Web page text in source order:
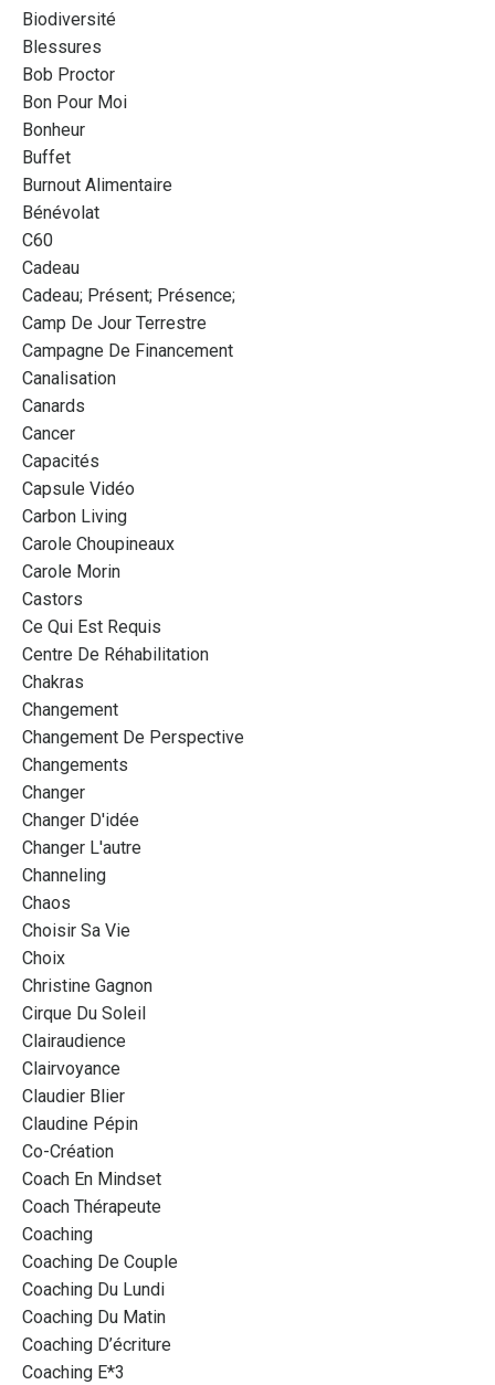
Biodiversité
Blessures
Bob Proctor
Bon Pour Moi
Bonheur
Buffet
Burnout Alimentaire
Bénévolat
C60
Cadeau
Cadeau; Présent; Présence;
Camp De Jour Terrestre
Campagne De Financement
Canalisation
Canards
Cancer
Capacités
Capsule Vidéo
Carbon Living
Carole Choupineaux
Carole Morin
Castors
Ce Qui Est Requis
Centre De Réhabilitation
Chakras
Changement
Changement De Perspective
Changements
Changer
Changer D'idée
Changer L'autre
Channeling
Chaos
Choisir Sa Vie
Choix
Christine Gagnon
Cirque Du Soleil
Clairaudience
Clairvoyance
Claudier Blier
Claudine Pépin
Co-Création
Coach En Mindset
Coach Thérapeute
Coaching
Coaching De Couple
Coaching Du Lundi
Coaching Du Matin
Coaching D’écriture
Coaching E*3